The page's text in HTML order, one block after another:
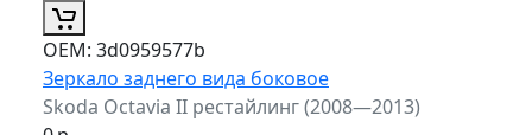
ОЕМ: 3d0959577b
Зеркало заднего вида боковое
Skoda Octavia II рестайлинг (2008—2013)